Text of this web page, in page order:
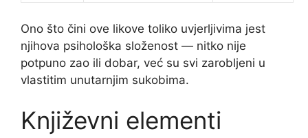
Ono što čini ove likove toliko uvjerljivima jest
njihova psihološka složenost — nitko nije
potpuno zao ili dobar, već su svi zarobljeni u
vlastitim unutarnjim sukobima.
Književni elementi